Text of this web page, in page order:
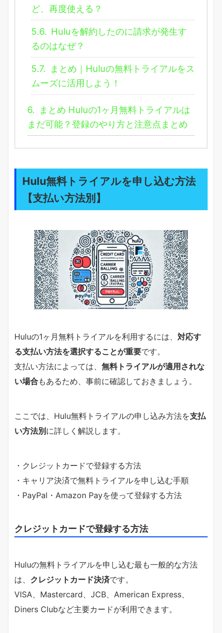
ど、再度使える？
5.6. Huluを解約したのに請求が発生す
るのはなぜ？
5.7.
まとめ｜Huluの無料トライアルをス
ムーズに活用しよう！
6.
まとめ Huluの1ヶ月無料トライアルは
まだ可能？登録のやり方と注意点まとめ
Hulu無料トライアルを申し込む方法
【支払い方法別】
Huluの1ヶ月無料トライアルを利用するには、 対応す
る支払い方法を選択することが重要です。
支払い方法によっては、 無料トライアルが適用されな
い場合もあるため、事前に確認しておきましょう。
ここでは、Hulu無料トライアルの申し込み方法を支払
い方法別 に詳しく解説します。
・クレジットカードで登録する方法
・キャリア決済で無料トライアルを申し込む手順
・PayPal・Amazon Payを使って登録する方法
クレジットカードで登録する方法
Huluの無料トライアルを申し込む最も一般的な方法
は、 クレジットカード決済です。
VISA、Mastercard、JCB、American Express、
Diners Clubなど主要カードが利用できます。